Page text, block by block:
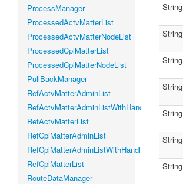
ProcessManager
ProcessedActvMatterList
ProcessedActvMatterNodeList
ProcessedCplMatterList
ProcessedCplMatterNodeList
PullBackManager
RefActvMatterAdminList
RefActvMatterAdminListWithHandleLevel
RefActvMatterList
RefCplMatterAdminList
RefCplMatterAdminListWithHandleLevel
RefCplMatterList
RouteDataManager
String
String
String
String
String
String
String